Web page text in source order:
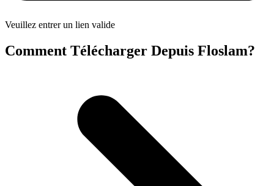
Veuillez entrer un lien valide
Comment Télécharger Depuis Floslam?